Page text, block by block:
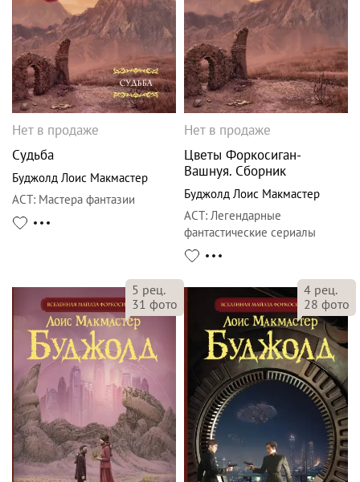
Нет в продаже
Судьба
Буджолд Лоис Макмастер
АСТ: Мастера фантазии
Нет в продаже
Цветы Форкосиган-
Вашнуя. Сборник
Буджолд Лоис Макмастер
АСТ: Легендарные
фантастические сериалы
5 рец.
31 фото
4 рец.
28 фото